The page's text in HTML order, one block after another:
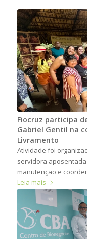
Fiocruz participa
Gabriel Gentil na
Livramento
Atividade foi
servidora
manutenção e
Leia mais